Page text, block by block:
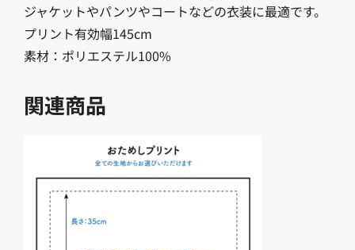
ジャケットやパンツやコートなどの衣装に最適です。
プリント有効幅145cm
素材：ポリエステル100%
関連商品